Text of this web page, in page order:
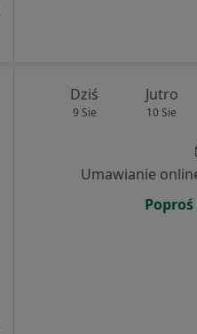
Dziś
9 Sie
Jutro
10 Sie
Umawianie